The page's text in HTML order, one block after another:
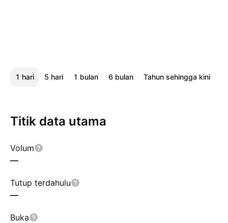
1 hari 5 hari 1 bulan 6 bulan Tahun sehingga kini
Titik data utama
Volum
—
Tutup terdahulu
—
Buka